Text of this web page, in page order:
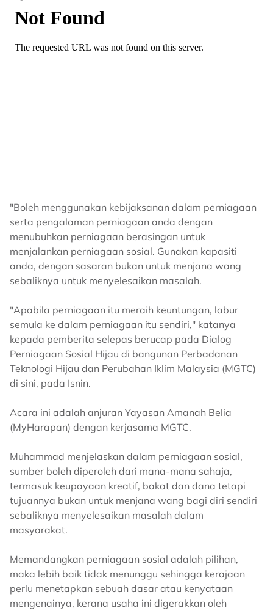
"Boleh menggunakan kebijaksanan dalam perniagaan
serta pengalaman perniagaan anda dengan
menubuhkan perniagaan berasingan untuk
menjalankan perniagaan sosial. Gunakan kapasiti
anda, dengan sasaran bukan untuk menjana wang
sebaliknya untuk menyelesaikan masalah.
"Apabila perniagaan itu meraih keuntungan, labur
semula ke dalam perniagaan itu sendiri," katanya
kepada pemberita selepas berucap pada Dialog
Perniagaan Sosial Hijau di bangunan Perbadanan
Teknologi Hijau dan Perubahan Iklim Malaysia (MGTC)
di sini, pada Isnin.
Acara ini adalah anjuran Yayasan Amanah Belia
(MyHarapan) dengan kerjasama MGTC.
Muhammad menjelaskan dalam perniagaan sosial,
sumber boleh diperoleh dari mana-mana sahaja,
termasuk keupayaan kreatif, bakat dan dana tetapi
tujuannya bukan untuk menjana wang bagi diri sendiri
sebaliknya menyelesaikan masalah dalam
masyarakat.
Memandangkan perniagaan sosial adalah pilihan,
maka lebih baik tidak menunggu sehingga kerajaan
perlu menetapkan sebuah dasar atau kenyataan
mengenainya, kerana usaha ini digerakkan oleh